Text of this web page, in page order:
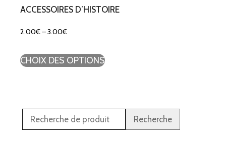
ACCESSOIRES D’HISTOIRE
2.00€–3.00€
CHOIX DES OPTIONS
Recherche